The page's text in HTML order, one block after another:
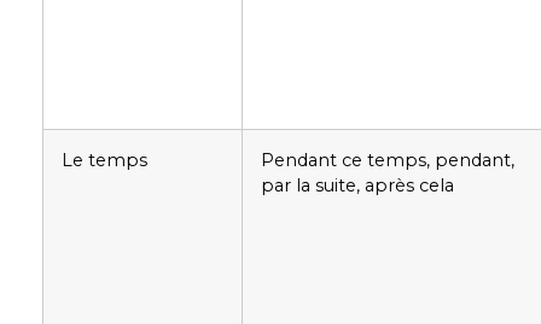
Le temps
Pendant ce temps, pendant,
par la suite, après cela